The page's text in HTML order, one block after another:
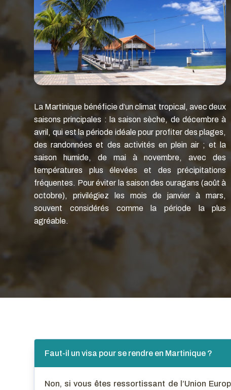
La Martinique bénéficie d’un climat tropical, avec deux
saisons principales : la saison sèche, de décembre à
avril, qui est la période idéale pour profiter des plages,
des randonnées et des activités en plein air ; et la
saison humide, de mai à novembre, avec des
températures plus élevées et des précipitations
fréquentes. Pour éviter la saison des ouragans (août à
octobre), privilégiez les mois de janvier à mars,
souvent considérés comme la période la plus
agréable.
Faut-il un visa pour se rendre en Martinique ?
Non, si vous êtes ressortissant de l’Union